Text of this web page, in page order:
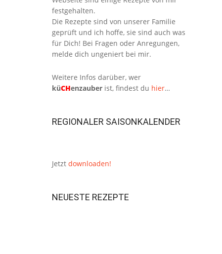
festgehalten.
Die Rezepte sind von unserer Familie
geprüft und ich hoffe, sie sind auch was
für Dich! Bei Fragen oder Anregungen,
melde dich ungeniert bei mir.
Weitere Infos darüber, wer
küCHenzauber ist, findest du hier…
REGIONALER SAISONKALENDER
Jetzt downloaden!
NEUESTE REZEPTE